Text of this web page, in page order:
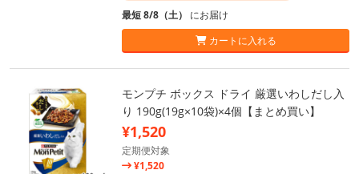
最短 8/8（土） にお届け
カートに入れる
モンプチ ボックス ドライ 厳選いわしだし入
り 190g(19g×10袋)×4個【まとめ買い】
¥1,520
定期便対象
¥1,520